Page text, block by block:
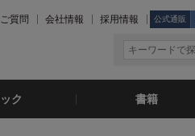
質問 会社情報 採用情報 公式通販
ク 書籍